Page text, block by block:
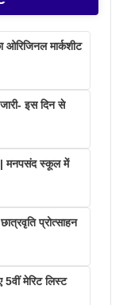
ओरिजिनल मार्कशीट
इस दिन से
| मनपसंद स्कूल में
प्रोत्साहन
5वीं मेरिट लिस्ट